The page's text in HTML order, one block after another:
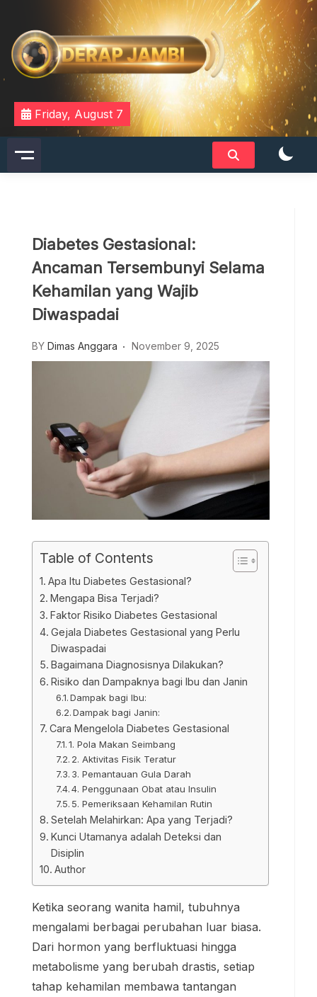
content
DERAPJAMBI
Friday, August 7
Diabetes Gestasional:
Ancaman Tersembunyi Selama
Kehamilan yang Wajib
Diwaspadai
BY Dimas Anggara November 9, 2025
Table of Contents
Apa Itu Diabetes Gestasional?
Mengapa Bisa Terjadi?
Faktor Risiko Diabetes Gestasional
Gejala Diabetes Gestasional yang Perlu
Diwaspadai
Bagaimana Diagnosisnya Dilakukan?
Risiko dan Dampaknya bagi Ibu dan Janin
Dampak bagi Ibu:
Dampak bagi Janin:
Cara Mengelola Diabetes Gestasional
1. Pola Makan Seimbang
2. Aktivitas Fisik Teratur
3. Pemantauan Gula Darah
4. Penggunaan Obat atau Insulin
5. Pemeriksaan Kehamilan Rutin
Setelah Melahirkan: Apa yang Terjadi?
Kunci Utamanya adalah Deteksi dan
Disiplin
Author
Ketika seorang wanita hamil, tubuhnya
mengalami berbagai perubahan luar biasa.
Dari hormon yang berfluktuasi hingga
metabolisme yang berubah drastis, setiap
tahap kehamilan membawa tantangan